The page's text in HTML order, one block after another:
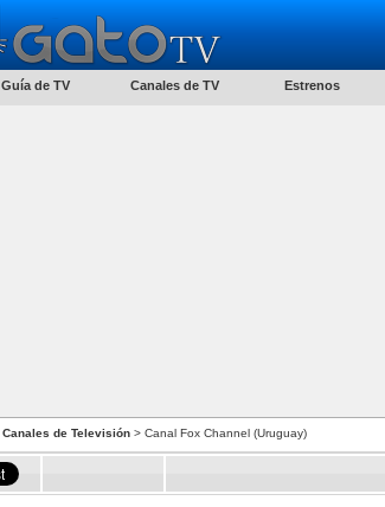
Guía de TV Canales de TV Estrenos
Canales de Televisión > Canal Fox Channel (Uruguay)